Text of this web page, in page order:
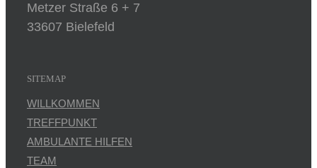
Metzer Straße 6 + 7
33607 Bielefeld
SITEMAP
WILLKOMMEN
TREFFPUNKT
AMBULANTE HILFEN
TEAM